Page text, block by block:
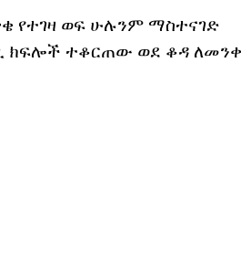
የተገዛ ወፍ ሁሉንም ማስተናገድ
ክፍሎች ተቆርጠው ወደ ቆዳ